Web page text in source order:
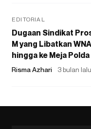
EDITORIAL
Dugaan Sindikat
M yang Libatkan
hingga ke Meja Polda
Risma Azhari 3 bulan lalu